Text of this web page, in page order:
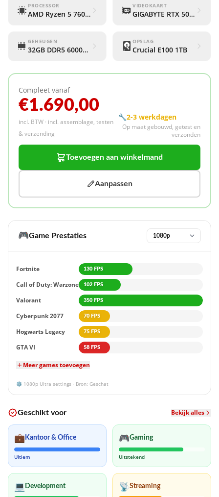
PROCESSOR
AMD Ryzen 5 7600X
VIDEOKAART
GIGABYTE RTX 5060
GEHEUGEN
32GB DDR5 6000Mhz (Corsair Vengeance RGB)
OPSLAG
Crucial E100 1TB
Compleet vanaf
€1.690,00
incl. BTW · incl. assemblage, testen
& verzending
🔧2-3 werkdagen
Op maat gebouwd, getest en
verzonden
Toevoegen aan winkelmand
Aanpassen
🎮Game Prestaties
Fortnite 130 FPS
Call of Duty: Warzone 102 FPS
Valorant 350 FPS
Cyberpunk 2077 70 FPS
Hogwarts Legacy 75 FPS
GTA VI 58 FPS
Meer games toevoegen
⚙️ 1080p Ultra settings · Bron: Geschat
Geschikt voor Bekijk alles
💼 Kantoor & Office
Ultiem
🎮Gaming
Uitstekend
💻 Development 📡Streaming